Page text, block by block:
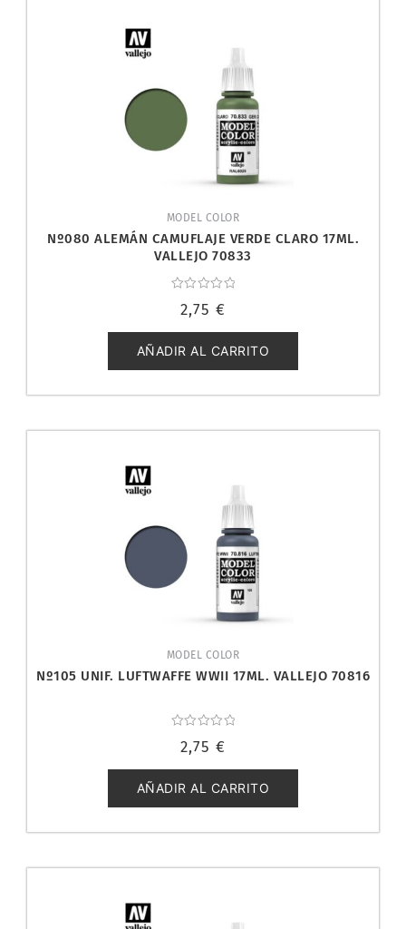
MODEL COLOR
Nº080 ALEMÁN CAMUFLAJE VERDE CLARO 17ML.
VALLEJO 70833
con
de
5
2,75 €
AÑADIR AL CARRITO
MODEL COLOR
Nº105 UNIF. LUFTWAFFE WWII 17ML. VALLEJO 70816
con
de
5
2,75 €
AÑADIR AL CARRITO